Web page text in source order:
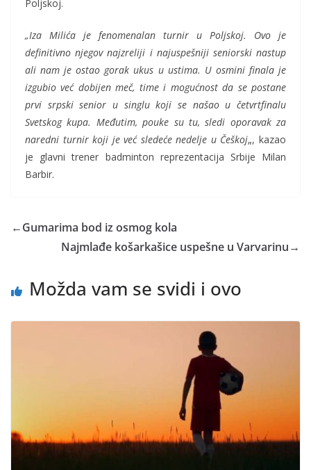
Poljskoj.
„Iza Milića je fenomenalan turnir u Poljskoj. Ovo je
definitivno njegov najzreliji i najuspešniji seniorski nastup
ali nam je ostao gorak ukus u ustima. U osmini finala je
izgubio već dobijen meč, time i mogućnost da se postane
prvi srpski senior u singlu koji se našao u četvrtfinalu
Svetskog kupa. Međutim, pouke su tu, sledi oporavak za
naredni turnir koji je već sledeće nedelje u Češkoj„, kazao
je glavni trener badminton reprezentacija Srbije Milan
Barbir.
←Gumarima bod iz osmog kola
Najmlađe košarkašice uspešne u Varvarinu→
Možda vam se svidi i ovo